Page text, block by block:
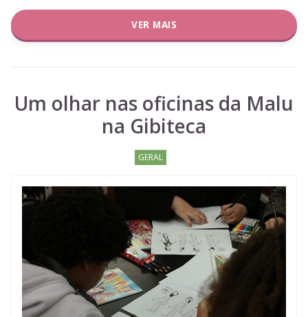
VER MAIS
Um olhar nas oficinas da Malu
na Gibiteca
GERAL